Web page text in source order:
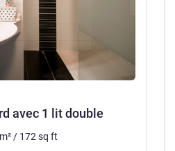
avec 1 lit double
m² / 172 sq ft